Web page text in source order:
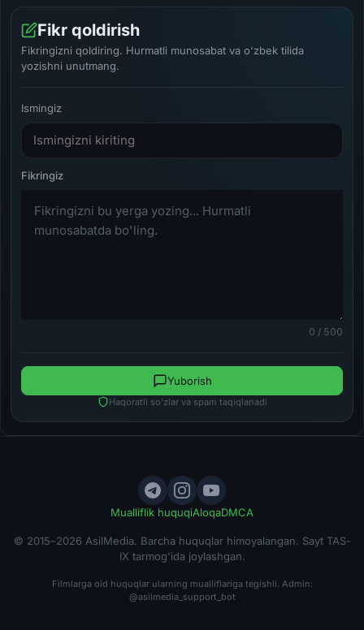
Fikr qoldirish
Fikringizni qoldiring. Hurmatli munosabat va o'zbek tilida
yozishni unutmang.
Ismingiz
0 / 500
Haqoratli so'zlar va spam taqiqlanadi
Yuborish
Mualliflik huquqiAloqaDMCA
© 2015–2026 AsilMedia. Barcha huquqlar himoyalangan. Sayt TAS-
IX tarmog'ida joylashgan.
Filmlarga oid huquqlar ularning mualliflariga tegishli. Admin:
@asilmedia_support_bot